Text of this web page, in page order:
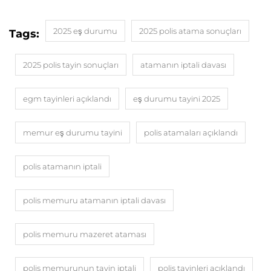
Tags: 2025 eş durumu 2025 polis atama sonuçları
2025 polis tayin sonuçları atamanın iptali davası
egm tayinleri açıklandı eş durumu tayini 2025
memur eş durumu tayini polis atamaları açıklandı
polis atamanın iptali
polis memuru atamanın iptali davası
polis memuru mazeret ataması
polis memurunun tayin iptali polis tayinleri açıklandı